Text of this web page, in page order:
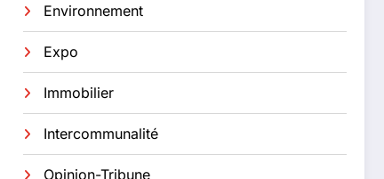
Environnement
Expo
Immobilier
Intercommunalité
Opinion-Tribune